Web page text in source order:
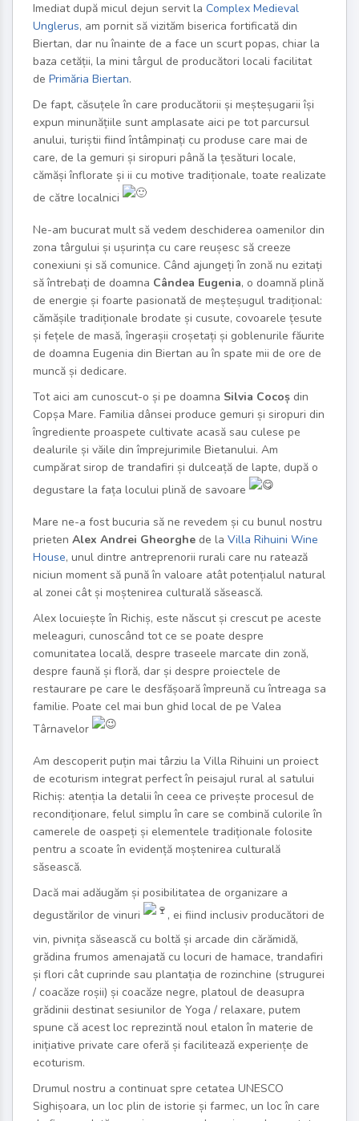
Imediat după micul dejun servit la Complex Medieval
Unglerus, am pornit să vizităm biserica fortificată din
Biertan, dar nu înainte de a face un scurt popas, chiar la
baza cetății, la mini târgul de producători locali facilitat
de Primăria Biertan.
De fapt, căsuțele în care producătorii și meșteșugarii își
expun minunățiile sunt amplasate aici pe tot parcursul
anului, turiștii fiind întâmpinați cu produse care mai de
care, de la gemuri și siropuri până la țesături locale,
cămăși înflorate și ii cu motive tradiționale, toate realizate
de către localnici
Ne-am bucurat mult să vedem deschiderea oamenilor din
zona târgului și ușurința cu care reușesc să creeze
conexiuni și să comunice. Când ajungeți în zonă nu ezitați
să întrebați de doamna Cândea Eugenia, o doamnă plină
de energie și foarte pasionată de meșteșugul tradițional:
cămășile tradiționale brodate și cusute, covoarele țesute
și fețele de masă, îngerașii croșetați și goblenurile făurite
de doamna Eugenia din Biertan au în spate mii de ore de
muncă și dedicare.
Tot aici am cunoscut-o și pe doamna Silvia Cocoș din
Copșa Mare. Familia dânsei produce gemuri și siropuri din
îngrediente proaspete cultivate acasă sau culese pe
dealurile și văile din împrejurimile Bietanului. Am
cumpărat sirop de trandafiri și dulceață de lapte, după o
degustare la fața locului plină de savoare
Mare ne-a fost bucuria să ne revedem și cu bunul nostru
prieten Alex Andrei Gheorghe de la Villa Rihuini Wine
House, unul dintre antreprenorii rurali care nu ratează
niciun moment să pună în valoare atât potențialul natural
al zonei cât și moștenirea culturală săsească.
Alex locuiește în Richiș, este născut și crescut pe aceste
meleaguri, cunoscând tot ce se poate despre
comunitatea locală, despre traseele marcate din zonă,
despre faună și floră, dar și despre proiectele de
restaurare pe care le desfășoară împreună cu întreaga sa
familie. Poate cel mai bun ghid local de pe Valea
Târnavelor
Am descoperit puțin mai târziu la Villa Rihuini un proiect
de ecoturism integrat perfect în peisajul rural al satului
Richiș: atenția la detalii în ceea ce privește procesul de
recondiționare, felul simplu în care se combină culorile în
camerele de oaspeți și elementele tradiționale folosite
pentru a scoate în evidență moștenirea culturală
săsească.
Dacă mai adăugăm și posibilitatea de organizare a
degustărilor de vinuri
, ei fiind inclusiv producători de
vin, pivnița săsească cu boltă și arcade din cărămidă,
grădina frumos amenajată cu locuri de hamace, trandafiri
și flori cât cuprinde sau plantația de rozinchine (strugurei
/ coacăze roșii) și coacăze negre, platoul de deasupra
grădinii destinat sesiunilor de Yoga / relaxare, putem
spune că acest loc reprezintă noul etalon în materie de
inițiative private care oferă și facilitează experiențe de
ecoturism.
Drumul nostru a continuat spre cetatea UNESCO
Sighișoara, un loc plin de istorie și farmec, un loc în care